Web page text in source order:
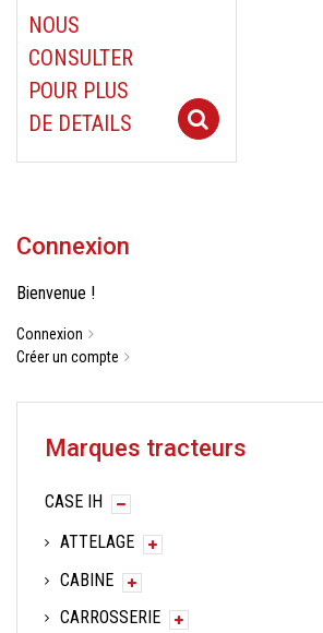
NOUS
CONSULTER
POUR PLUS
DE DETAILS
Connexion
Bienvenue !
Connexion
Créer un compte
Marques tracteurs
CASE IH
ATTELAGE
CABINE
CARROSSERIE